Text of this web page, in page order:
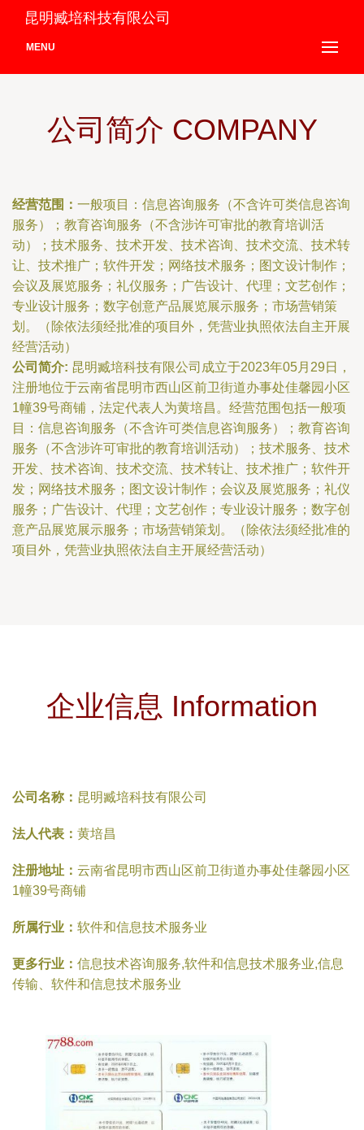
昆明臧培科技有限公司
MENU
公司简介 COMPANY
经营范围： 一般项目：信息咨询服务（不含许可类信息咨询
服务）；教育咨询服务（不含涉许可审批的教育培训活
动）；技术服务、技术开发、技术咨询、技术交流、技术转
让、技术推广；软件开发；网络技术服务；图文设计制作；
会议及展览服务；礼仪服务；广告设计、代理；文艺创作；
专业设计服务；数字创意产品展览展示服务；市场营销策
划。（除依法须经批准的项目外，凭营业执照依法自主开展
经营活动）
公司简介: 昆明臧培科技有限公司成立于2023年05月29日，
注册地位于云南省昆明市西山区前卫街道办事处佳馨园小区
1幢39号商铺，法定代表人为黄培昌。经营范围包括一般项
目：信息咨询服务（不含许可类信息咨询服务）；教育咨询
服务（不含涉许可审批的教育培训活动）；技术服务、技术
开发、技术咨询、技术交流、技术转让、技术推广；软件开
发；网络技术服务；图文设计制作；会议及展览服务；礼仪
服务；广告设计、代理；文艺创作；专业设计服务；数字创
意产品展览展示服务；市场营销策划。（除依法须经批准的
项目外，凭营业执照依法自主开展经营活动）
企业信息 Information
公司名称： 昆明臧培科技有限公司
法人代表： 黄培昌
注册地址： 云南省昆明市西山区前卫街道办事处佳馨园小区
1幢39号商铺
所属行业： 软件和信息技术服务业
更多行业： 信息技术咨询服务,软件和信息技术服务业,信息
传输、软件和信息技术服务业